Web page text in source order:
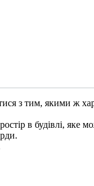
з тим, якими ж
в будівлі, яке